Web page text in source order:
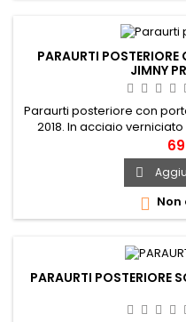
PARAURTI POSTERIORE
JIMNY
Paraurti posteriore con
2018. In acciaio


PARAURTI POSTERIORE